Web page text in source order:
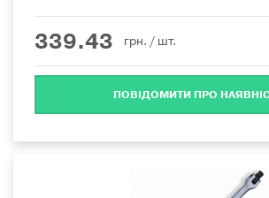
339.43 грн. / шт.
ПОВІДОМИТИ ПРО